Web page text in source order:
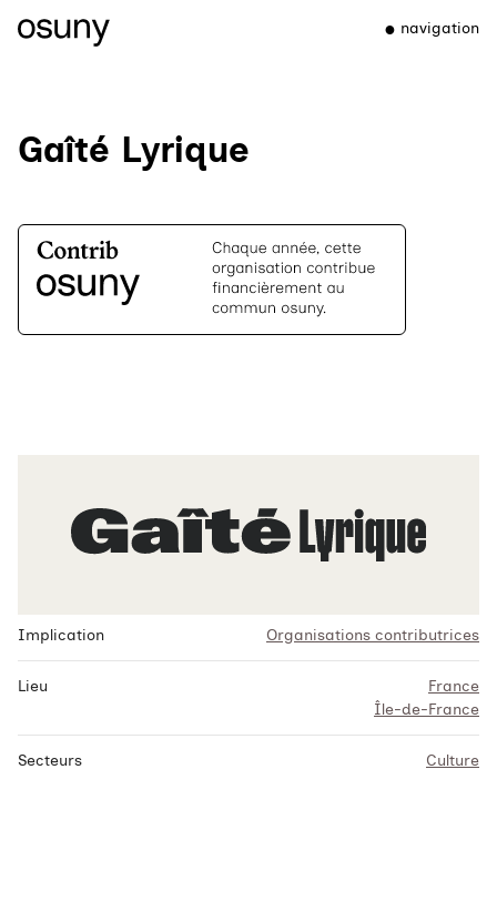
navigation
Gaîté Lyrique
Implication Organisations contributrices
Lieu
France
Île-de-France
Secteurs Culture